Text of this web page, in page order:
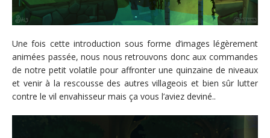
Une fois cette introduction sous forme d’images légèrement
animées passée, nous nous retrouvons donc aux commandes
de notre petit volatile pour affronter une quinzaine de niveaux
et venir à la rescousse des autres villageois et bien sûr lutter
contre le vil envahisseur mais ça vous l’aviez deviné..